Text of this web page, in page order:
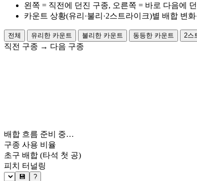
왼쪽 = 직전에 던진 구종, 오른쪽 = 바로 다음에
카운트 상황(유리·불리·2스트라이크)별 배합 변
전체 유리한 카운트 불리한 카운트 동등한 카운트 2스
직전 구종 → 다음 구종
배합 흐름 준비 중…
구종 사용 비율
초구 배합 (타석 첫 공)
피치 터널링
💾 ?